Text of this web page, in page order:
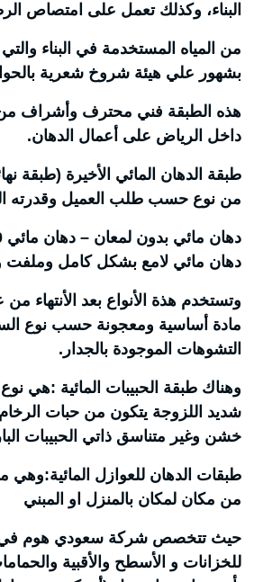
البناء، وكذلك تعمل على امتصاص
من المياه المستخدمة في البناء
بشهور علي هيئة شروخ شعرية
هذه الطبقة فني محترف وأشراف
داخل الرياض على أعمال الدهان.
طبقة الدهان المائي الأخيرة (طبقة
من نوع حسب طلب العميل وقدرته
دهان مائي لامع بشكل كامل وملفت
وتستخدم هذة الأنواع بعد الأنتهاء
مادة أساسية ومعجونة حسب نوع
التشوهات الموجودة بالجدار.
وهناك طبقة الحبيبات المائية :هي
شديد اللزوجة يتكون من حبات
خشن وغير متناسق ذاتي الحبيبات
طبقات الدهان للعوازل المائية:وهي
من مكان لمكان بالمنزل او المبني
حيث تتخصص شركة سعودي هوم في
للخزانات و الأسطح والأقبية